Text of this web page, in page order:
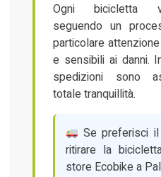
Ogni bicicletta
seguendo un
particolare
e sensibili ai danni.
spedizioni sono
totale tranquillità.
Se preferisci
ritirare la
store Ecobike a